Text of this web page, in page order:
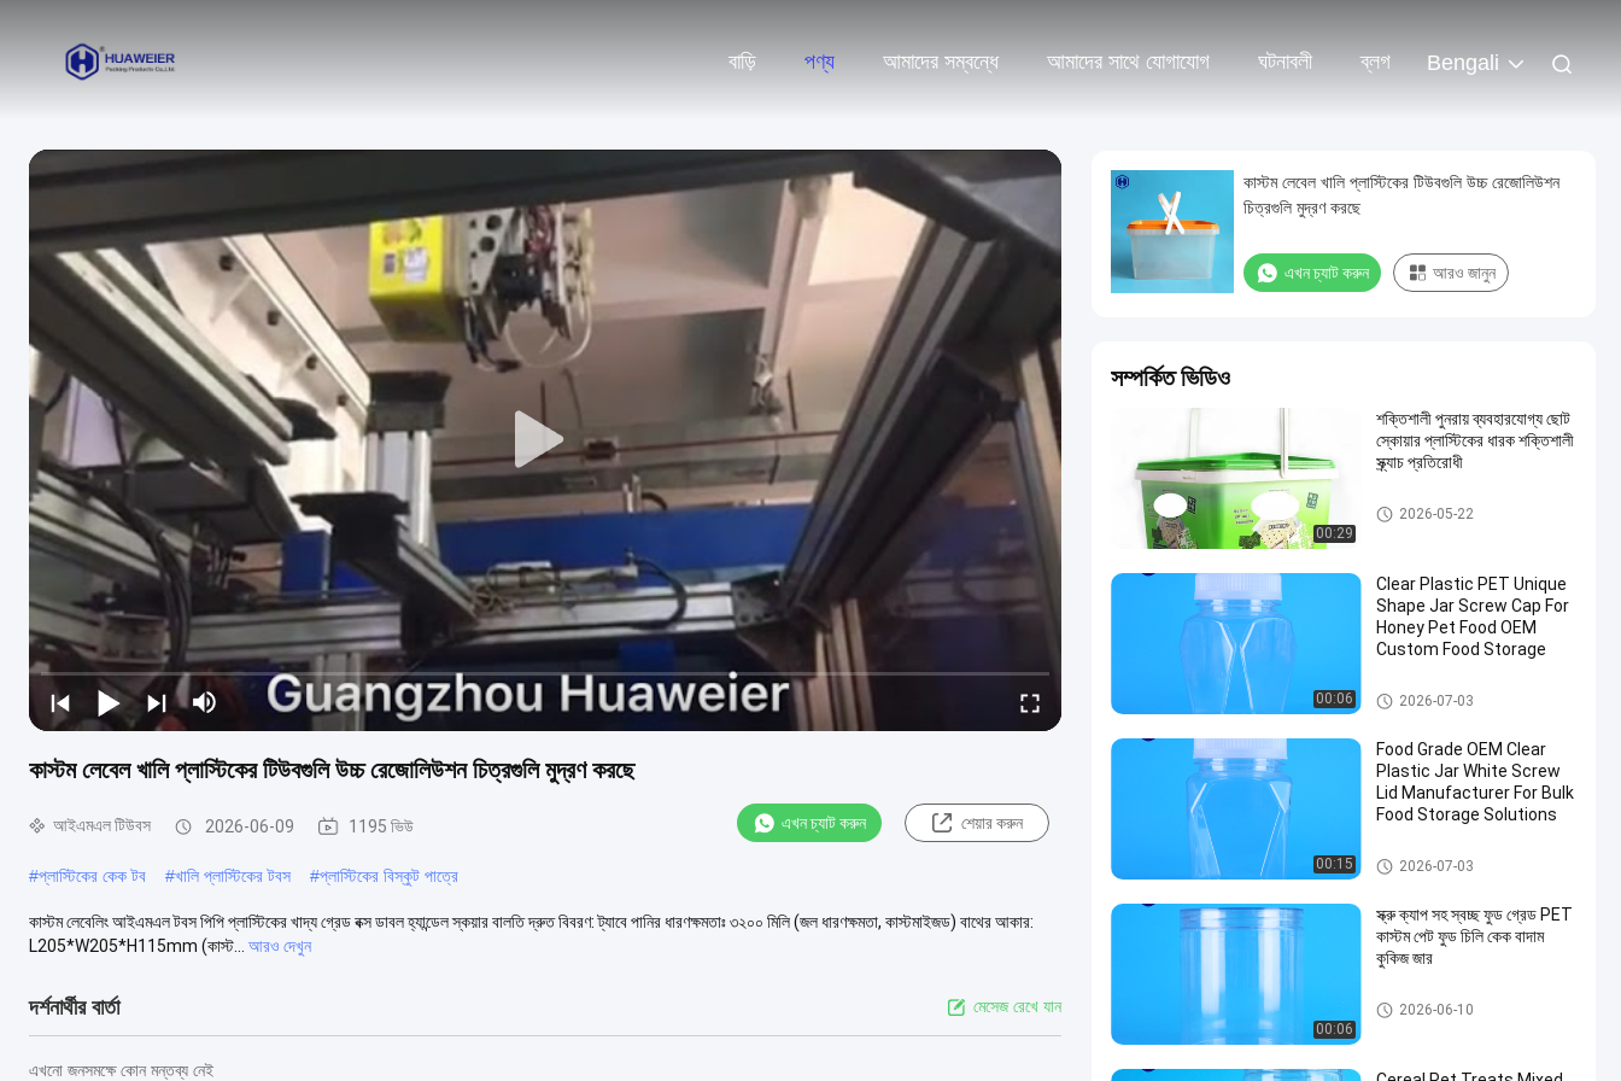
বাড়ি পণ্য আমাদের সম্বন্ধে আমাদের সাথে যোগাযোগ ঘটনাবলী ব্লগ Bengali
কাস্টম লেবেল খালি প্লাস্টিকের টিউবগুলি উচ্চ রেজোলিউশন চিত্রগুলি মুদ্রণ করছে
আইএমএল টিউবস 2026-06-09 1195 ভিউ এখন চ্যাট করুন শেয়ার করুন
#প্লাস্টিকের কেক টব #খালি প্লাস্টিকের টবস #প্লাস্টিকের বিস্কুট পাত্রে
কাস্টম লেবেলিং আইএমএল টবস পিপি প্লাস্টিকের খাদ্য গ্রেড বক্স ডাবল হ্যান্ডেল স্কয়ার বালতি দ্রুত বিবরণ: ট্যাবে পানির ধারণক্ষমতাঃ ৩২০০ মিলি (জল ধারণক্ষমতা, কাস্টমাইজড) বাথের আকার:
L205*W205*H115mm (কাস্ট...
আরও দেখুন
দর্শনার্থীর বার্তা মেসেজ রেখে যান
এখনো জনসমক্ষে কোন মন্তব্য নেই
কাস্টম লেবেল খালি প্লাস্টিকের টিউবগুলি উচ্চ রেজোলিউশন
চিত্রগুলি মুদ্রণ করছে
এখন চ্যাট করুন আরও জানুন
সম্পর্কিত ভিডিও
00:29
শক্তিশালী পুনরায় ব্যবহারযোগ্য ছোট
স্কোয়ার প্লাস্টিকের ধারক শক্তিশালী
স্ক্র্যাচ প্রতিরোধী
আইএমএল টিউবস
2026-05-22
00:06
Clear Plastic PET Unique
Shape Jar Screw Cap For
Honey Pet Food OEM
Custom Food Storage
প্লাস্টিকের প্যাকেজিং জার
2026-07-03
00:15
Food Grade OEM Clear
Plastic Jar White Screw
Lid Manufacturer For Bulk
Food Storage Solutions
প্লাস্টিকের প্যাকেজিং জার
2026-07-03
00:06
স্ক্রু ক্যাপ সহ স্বচ্ছ ফুড গ্রেড PET
কাস্টম পেট ফুড চিলি কেক বাদাম
কুকিজ জার
প্লাস্টিকের প্যাকেজিং জার
2026-06-10